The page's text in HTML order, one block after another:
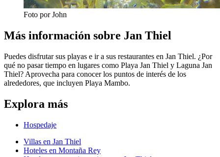
Foto por John
Más información sobre Jan Thiel
Puedes disfrutar sus playas e ir a sus restaurantes en Jan Thiel. ¿Por
qué no pasar tiempo en lugares como Playa Jan Thiel y Laguna Jan
Thiel? Aprovecha para conocer los puntos de interés de los
alrededores, que incluyen Playa Mambo.
Explora más
Hospedaje
Villas en Jan Thiel
Hoteles en Montaña Rey